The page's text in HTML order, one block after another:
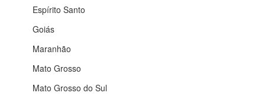
Espírito Santo
Goiás
Maranhão
Mato Grosso
Mato Grosso do Sul